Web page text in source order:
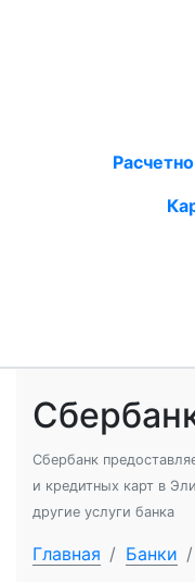
Сбербанк
и кредитных карт в
другие услуги банка
Главная / Банки /